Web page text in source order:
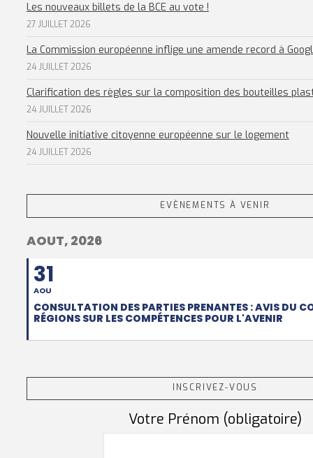
Les nouveaux billets de la BCE au vote !
27 JUILLET 2026
La Commission européenne inflige une amende record à
24 JUILLET 2026
Clarification des règles sur la composition des bouteilles
24 JUILLET 2026
Nouvelle initiative citoyenne européenne sur le logement
24 JUILLET 2026
EVÈNEMENTS À VENIR
AOUT, 2026
31
AOU
CONSULTATION DES PARTIES PRENANTES : AVIS DU
RÉGIONS SUR LES COMPÉTENCES POUR L'AVENIR
INSCRIVEZ-VOUS
Votre Prénom (obligatoire)